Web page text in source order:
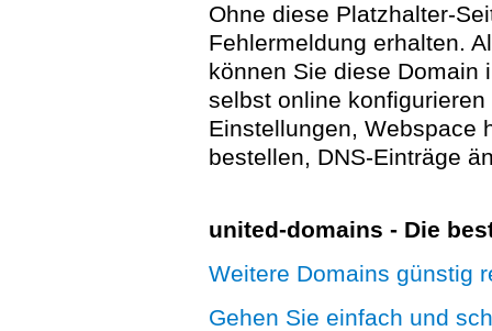
Ohne diese Platzhalter-
Fehlermeldung erhalten.
können Sie diese Domain
selbst online
Einstellungen, Webspace
bestellen, DNS-Einträge
united-domains - Die
Weitere Domains günstig
Gehen Sie einfach und